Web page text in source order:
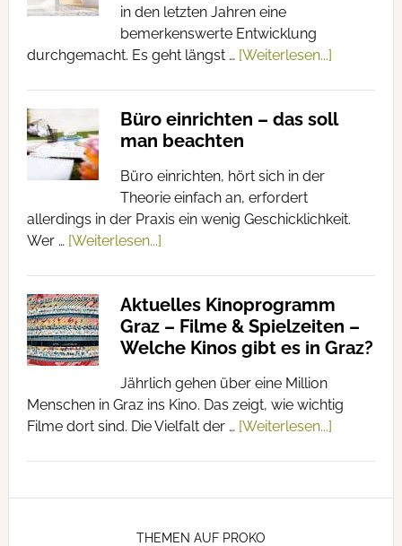
in den letzten Jahren eine
bemerkenswerte Entwicklung
durchgemacht. Es geht längst … [Weiterlesen...]
Büro einrichten – das soll
man beachten
Büro einrichten, hört sich in der
Theorie einfach an, erfordert
allerdings in der Praxis ein wenig Geschicklichkeit.
Wer … [Weiterlesen...]
Aktuelles Kinoprogramm
Graz – Filme & Spielzeiten –
Welche Kinos gibt es in Graz?
Jährlich gehen über eine Million
Menschen in Graz ins Kino. Das zeigt, wie wichtig
Filme dort sind. Die Vielfalt der … [Weiterlesen...]
THEMEN AUF PROKO